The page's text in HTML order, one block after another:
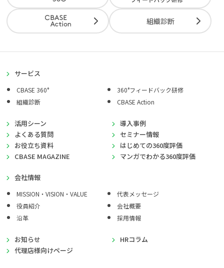
組織診断
サービス
CBASE 360°
360°フィードバック研修
組織診断
CBASE Action
活用シーン
導入事例
よくある質問
セミナー情報
お役立ち資料
はじめての360度評価
CBASE MAGAZINE
マンガでわかる360度評価
会社情報
MISSION・VISION・VALUE
代表メッセージ
役員紹介
会社概要
沿革
採用情報
お知らせ
HRコラム
代理店様向けページ